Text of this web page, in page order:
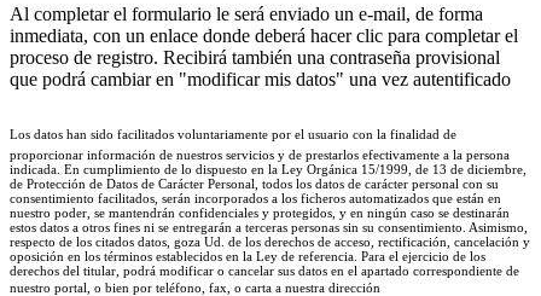
Al completar el formulario le será enviado un e-mail, de forma
inmediata, con un enlace donde deberá hacer clic para completar el
proceso de registro. Recibirá también una contraseña provisional
que podrá cambiar en "modificar mis datos" una vez autentificado
Los datos han sido facilitados voluntariamente por el usuario con la finalidad de
proporcionar información de nuestros servicios y de prestarlos efectivamente a la persona
indicada. En cumplimiento de lo dispuesto en la Ley Orgánica 15/1999, de 13 de diciembre,
de Protección de Datos de Carácter Personal, todos los datos de carácter personal con su
consentimiento facilitados, serán incorporados a los ficheros automatizados que están en
nuestro poder, se mantendrán confidenciales y protegidos, y en ningún caso se destinarán
estos datos a otros fines ni se entregarán a terceras personas sin su consentimiento. Asimismo,
respecto de los citados datos, goza Ud. de los derechos de acceso, rectificación, cancelación y
oposición en los términos establecidos en la Ley de referencia. Para el ejercicio de los
derechos del titular, podrá modificar o cancelar sus datos en el apartado correspondiente de
nuestro portal, o bien por teléfono, fax, o carta a nuestra dirección